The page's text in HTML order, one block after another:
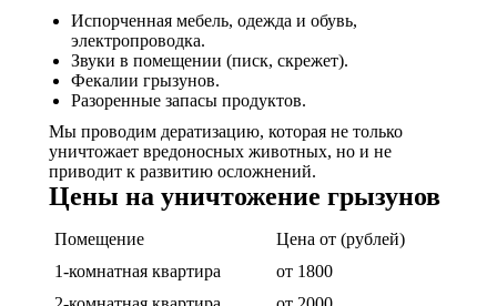
Испорченная мебель, одежда и обувь,
электропроводка.
Звуки в помещении (писк, скрежет).
Фекалии грызунов.
Разоренные запасы продуктов.
Мы проводим дератизацию, которая не только
уничтожает вредоносных животных, но и не
приводит к развитию осложнений.
Цены на уничтожение грызунов
Помещение
Цена от (рублей)
1-комнатная квартира
от 1800